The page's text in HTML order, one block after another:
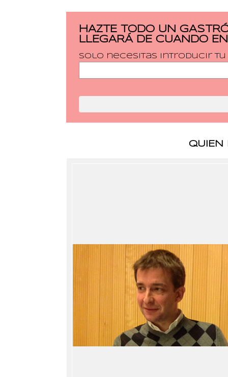
HAZTE TODO UN
LLEGARÁ DE CUANDO
Solo necesitas introducir
QUIEN